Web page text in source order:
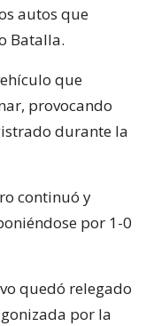
autos que
Batalla.
que
provocando
durante la
continuó y
por 1-0
quedó relegado
por la